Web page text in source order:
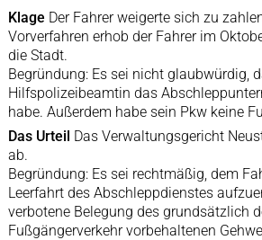
Klage Der Fahrer weigerte sich zu
Vorverfahren erhob der Fahrer im
die Stadt.
Begründung: Es sei nicht glaubwürdig,
Hilfspolizeibeamtin das
habe. Außerdem habe sein Pkw keine
Das Urteil Das Verwaltungsgericht
ab.
Begründung: Es sei rechtmäßig, dem
Leerfahrt des Abschleppdienstes
verbotene Belegung des grundsätzlich
Fußgängerverkehr vorbehaltenen